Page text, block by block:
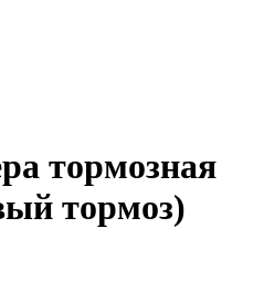
тормозная
тормоз)